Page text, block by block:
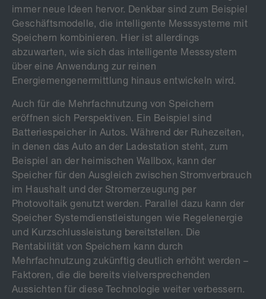
immer neue Ideen hervor. Denkbar sind zum Beispiel
Geschäftsmodelle, die intelligente Messsysteme mit
Speichern kombinieren. Hier ist allerdings
abzuwarten, wie sich das intelligente Messsystem
über eine Anwendung zur reinen
Energiemengenermittlung hinaus entwickeln wird.
Auch für die Mehrfachnutzung von Speichern
eröffnen sich Perspektiven. Ein Beispiel sind
Batteriespeicher in Autos. Während der Ruhezeiten,
in denen das Auto an der Ladestation steht, zum
Beispiel an der heimischen Wallbox, kann der
Speicher für den Ausgleich zwischen Stromverbrauch
im Haushalt und der Stromerzeugung per
Photovoltaik genutzt werden. Parallel dazu kann der
Speicher Systemdienstleistungen wie Regelenergie
und Kurzschlussleistung bereitstellen. Die
Rentabilität von Speichern kann durch
Mehrfachnutzung zukünftig deutlich erhöht werden –
Faktoren, die die bereits vielversprechenden
Aussichten für diese Technologie weiter verbessern.